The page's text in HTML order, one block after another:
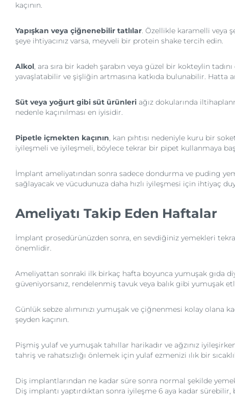
kaçının.
Yapışkan veya çiğnenebilir tatlılar. Özellikle karamelli veya
şeye ihtiyacınız varsa, meyveli bir protein shake tercih edin.
Alkol, ara sıra bir kadeh şarabın veya güzel bir kokteylin
yavaşlatabilir ve şişliğin artmasına katkıda bulunabilir. Hatta
Süt veya yoğurt gibi süt ürünleri ağız dokularında
nedenle kaçınılması en iyisidir.
Pipetle içmekten kaçının, kan pıhtısı nedeniyle kuru bir
iyileşmeli ve iyileşmeli, böylece tekrar bir pipet kullanmaya
İmplant ameliyatından sonra sadece dondurma ve puding
sağlayacak ve vücudunuza daha hızlı iyileşmesi için ihtiyaç
Ameliyatı Takip Eden Haftalar
İmplant prosedürünüzden sonra, en sevdiğiniz yemekleri
önemlidir.
Ameliyattan sonraki ilk birkaç hafta boyunca yumuşak gıda
güveniyorsanız, rendelenmiş tavuk veya balık gibi yumuşak
Günlük sebze alımınızı yumuşak ve çiğnenmesi kolay olana
şeyden kaçının.
Pişmiş yulaf ve yumuşak tahıllar harikadır ve ağzınız
tahriş ve rahatsızlığı önlemek için yulaf ezmenizi ılık bir
Diş implantlarından ne kadar süre sonra normal şekilde
Diş implantı yaptırdıktan sonra iyileşme 6 aya kadar